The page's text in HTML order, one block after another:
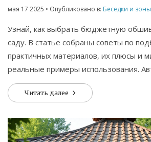
мая 17 2025 • Опубликовано в: Беседки и
Узнай, как выбрать бюджетную
саду. В статье собраны советы по
практичных материалов, их плюсы и
реальные примеры использования.
устойчивость к погоде, простоту
долгосрочную выгоду. Читатели
тех, кто не хочет тратить лишние
беседки.
Читать далее